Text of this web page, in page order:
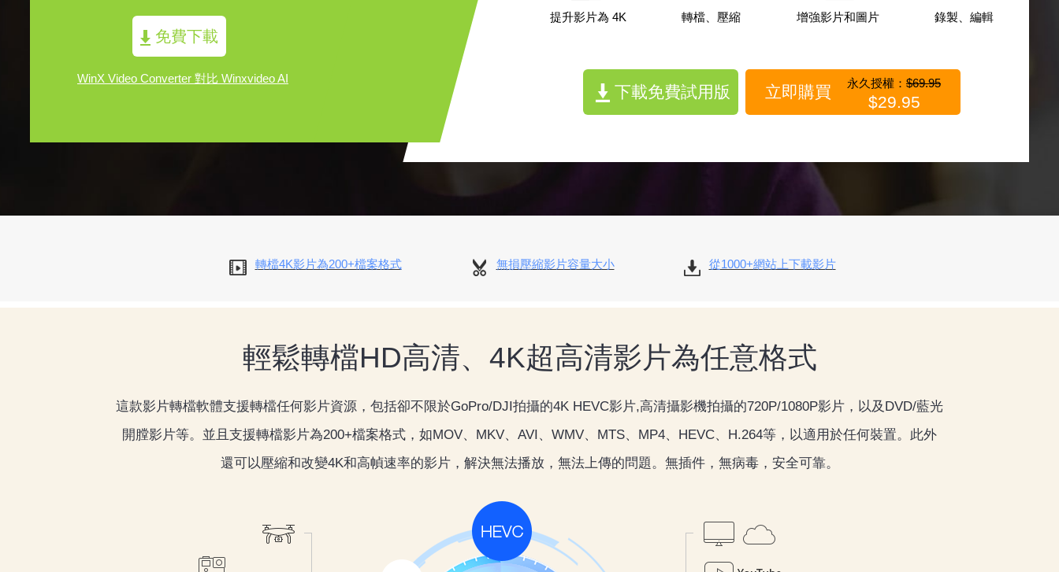
免費下載
WinX Video Converter 對比 Winxvideo AI
提升影片為 4K 轉檔、壓縮 增強影片和圖片 錄製、編輯
下載免費試用版 立即購買 永久授權： $69.95
$29.95
轉檔4K影片為200+檔案格式 無損壓縮影片容量大小 從1000+網站上下載影片
輕鬆轉檔HD高清、4K超高清影片為任意格式
這款影片轉檔軟體支援轉檔任何影片資源，包括卻不限於GoPro/DJI拍攝的4K HEVC影片,高清攝影機拍攝的720P/1080P影片，以及DVD/藍光
開膛影片等。並且支援轉檔影片為200+檔案格式，如MOV、MKV、AVI、WMV、MTS、MP4、HEVC、H.264等，以適用於任何裝置。此外
還可以壓縮和改變4K和高幀速率的影片，解決無法播放，無法上傳的問題。無插件，無病毒，安全可靠。